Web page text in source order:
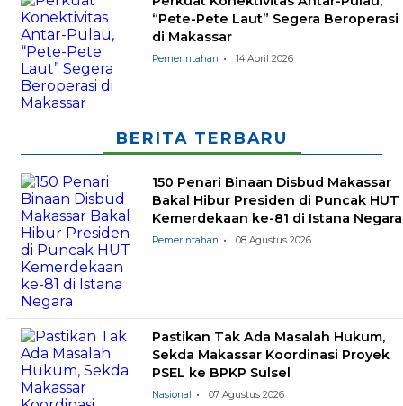
“Pete-Pete Laut” Segera Beroperasi
di Makassar
Pemerintahan 14 April 2026
BERITA TERBARU
150 Penari Binaan Disbud Makassar
Bakal Hibur Presiden di Puncak HUT
Kemerdekaan ke-81 di Istana Negara
Pemerintahan 08 Agustus 2026
Pastikan Tak Ada Masalah Hukum,
Sekda Makassar Koordinasi Proyek
PSEL ke BPKP Sulsel
Nasional 07 Agustus 2026